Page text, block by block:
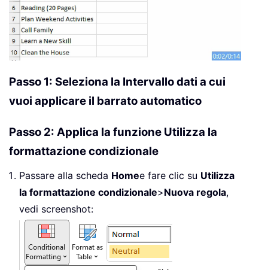
Passo 1: Seleziona la Intervallo dati a cui
vuoi applicare il barrato automatico
Passo 2: Applica la funzione Utilizza la
formattazione condizionale
Passare alla scheda Homee fare clic su Utilizza
la formattazione condizionale>Nuova regola,
vedi screenshot: